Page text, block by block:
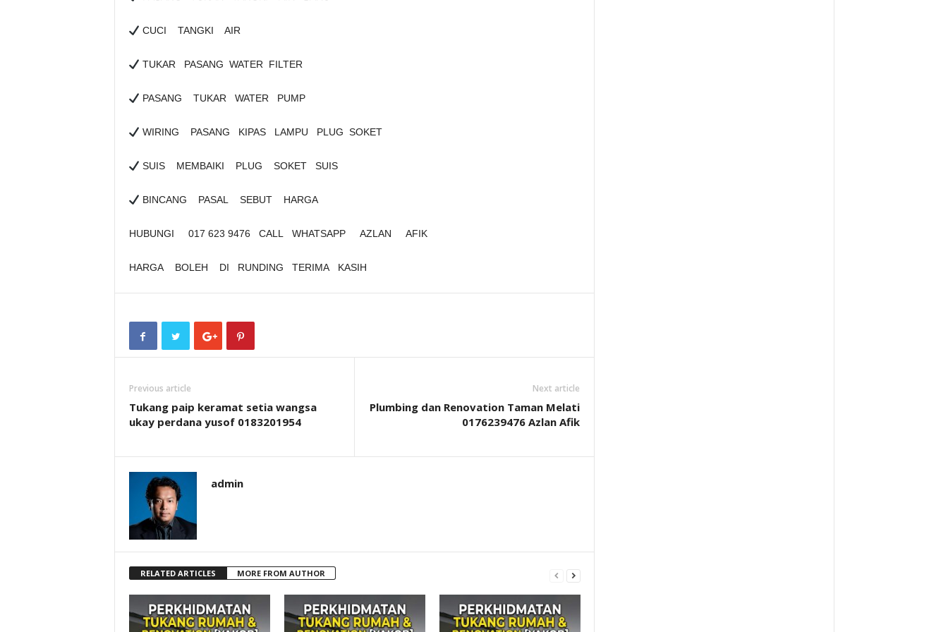
CUCI TANGKI AIR
TUKAR PASANG WATER FILTER
PASANG TUKAR WATER PUMP
WIRING PASANG KIPAS LAMPU PLUG SOKET
SUIS MEMBAIKI PLUG SOKET SUIS
BINCANG PASAL SEBUT HARGA
HUBUNGI 017 623 9476 CALL WHATSAPP AZLAN AFIK
HARGA BOLEH DI RUNDING TERIMA KASIH
Previous article
Tukang paip keramat setia wangsa
ukay perdana yusof 0183201954
Next article
Plumbing dan Renovation Taman Melati
0176239476 Azlan Afik
admin
RELATED ARTICLES MORE FROM AUTHOR